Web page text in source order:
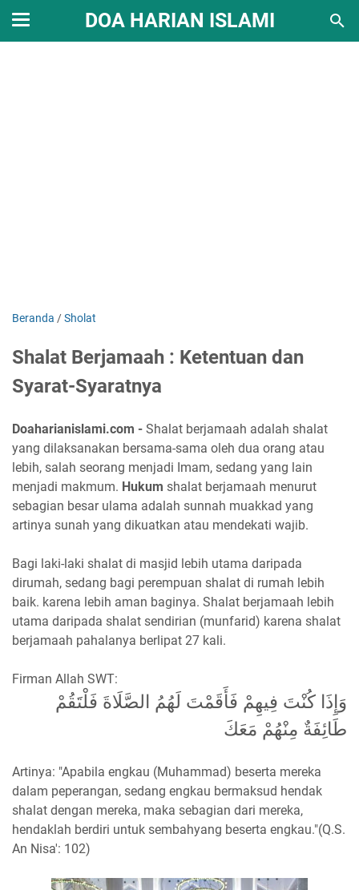
DOA HARIAN ISLAMI
Beranda /Sholat
Shalat Berjamaah : Ketentuan dan
Syarat-Syaratnya
Doaharianislami.com - Shalat berjamaah adalah shalat
yang dilaksanakan bersama-sama oleh dua orang atau
lebih, salah seorang menjadi Imam, sedang yang lain
menjadi makmum. Hukum shalat berjamaah menurut
sebagian besar ulama adalah sunnah muakkad yang
artinya sunah yang dikuatkan atau mendekati wajib.
Bagi laki-laki shalat di masjid lebih utama daripada
dirumah, sedang bagi perempuan shalat di rumah lebih
baik. karena lebih aman baginya. Shalat berjamaah lebih
utama daripada shalat sendirian (munfarid) karena shalat
berjamaah pahalanya berlipat 27 kali.
Firman Allah SWT:
وَإِذَا كُنْتَ فِيهِمْ فَأَقَمْتَ لَهُمُ الصَّلَاةَ فَلْتَقُمْ
طَائِفَةٌ مِنْهُمْ مَعَكَ
Artinya: "Apabila engkau (Muhammad) beserta mereka
dalam peperangan, sedang engkau bermaksud hendak
shalat dengan mereka, maka sebagian dari mereka,
hendaklah berdiri untuk sembahyang beserta engkau."(Q.S.
An Nisa': 102)